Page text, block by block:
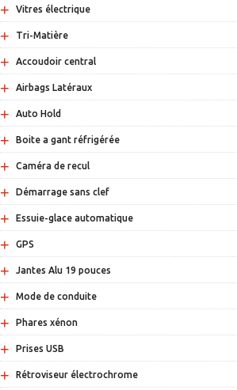
+ Vitres électrique
+ Tri-Matière
+ Accoudoir central
+ Airbags Latéraux
+ Auto Hold
+ Boite a gant réfrigérée
+ Caméra de recul
+ Démarrage sans clef
+ Essuie-glace automatique
+ GPS
+ Jantes Alu 19 pouces
+ Mode de conduite
+ Phares xénon
+ Prises USB
+ Rétroviseur électrochrome